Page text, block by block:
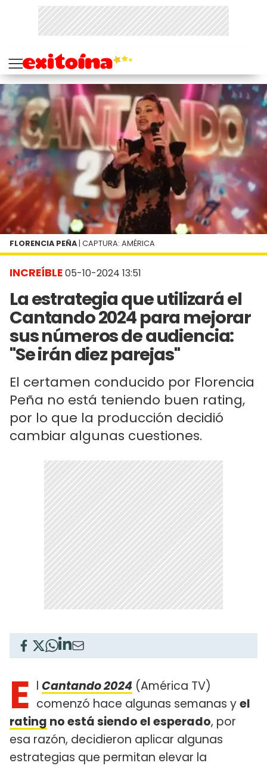
INCREÍBLE05-10-2024 13:51
La estrategia que utilizará el
Cantando 2024 para mejorar
sus números de audiencia:
"Se irán diez parejas"
El certamen conducido por Florencia
Peña no está teniendo buen rating,
por lo que la producción decidió
cambiar algunas cuestiones.
FLORENCIA PEÑA | CAPTURA: AMÉRICA
E l Cantando 2024 (América TV)
comenzó hace algunas semanas yel
rating no está siendo el esperado, por
esa razón, decidieron aplicar algunas
estrategias que permitan elevar la